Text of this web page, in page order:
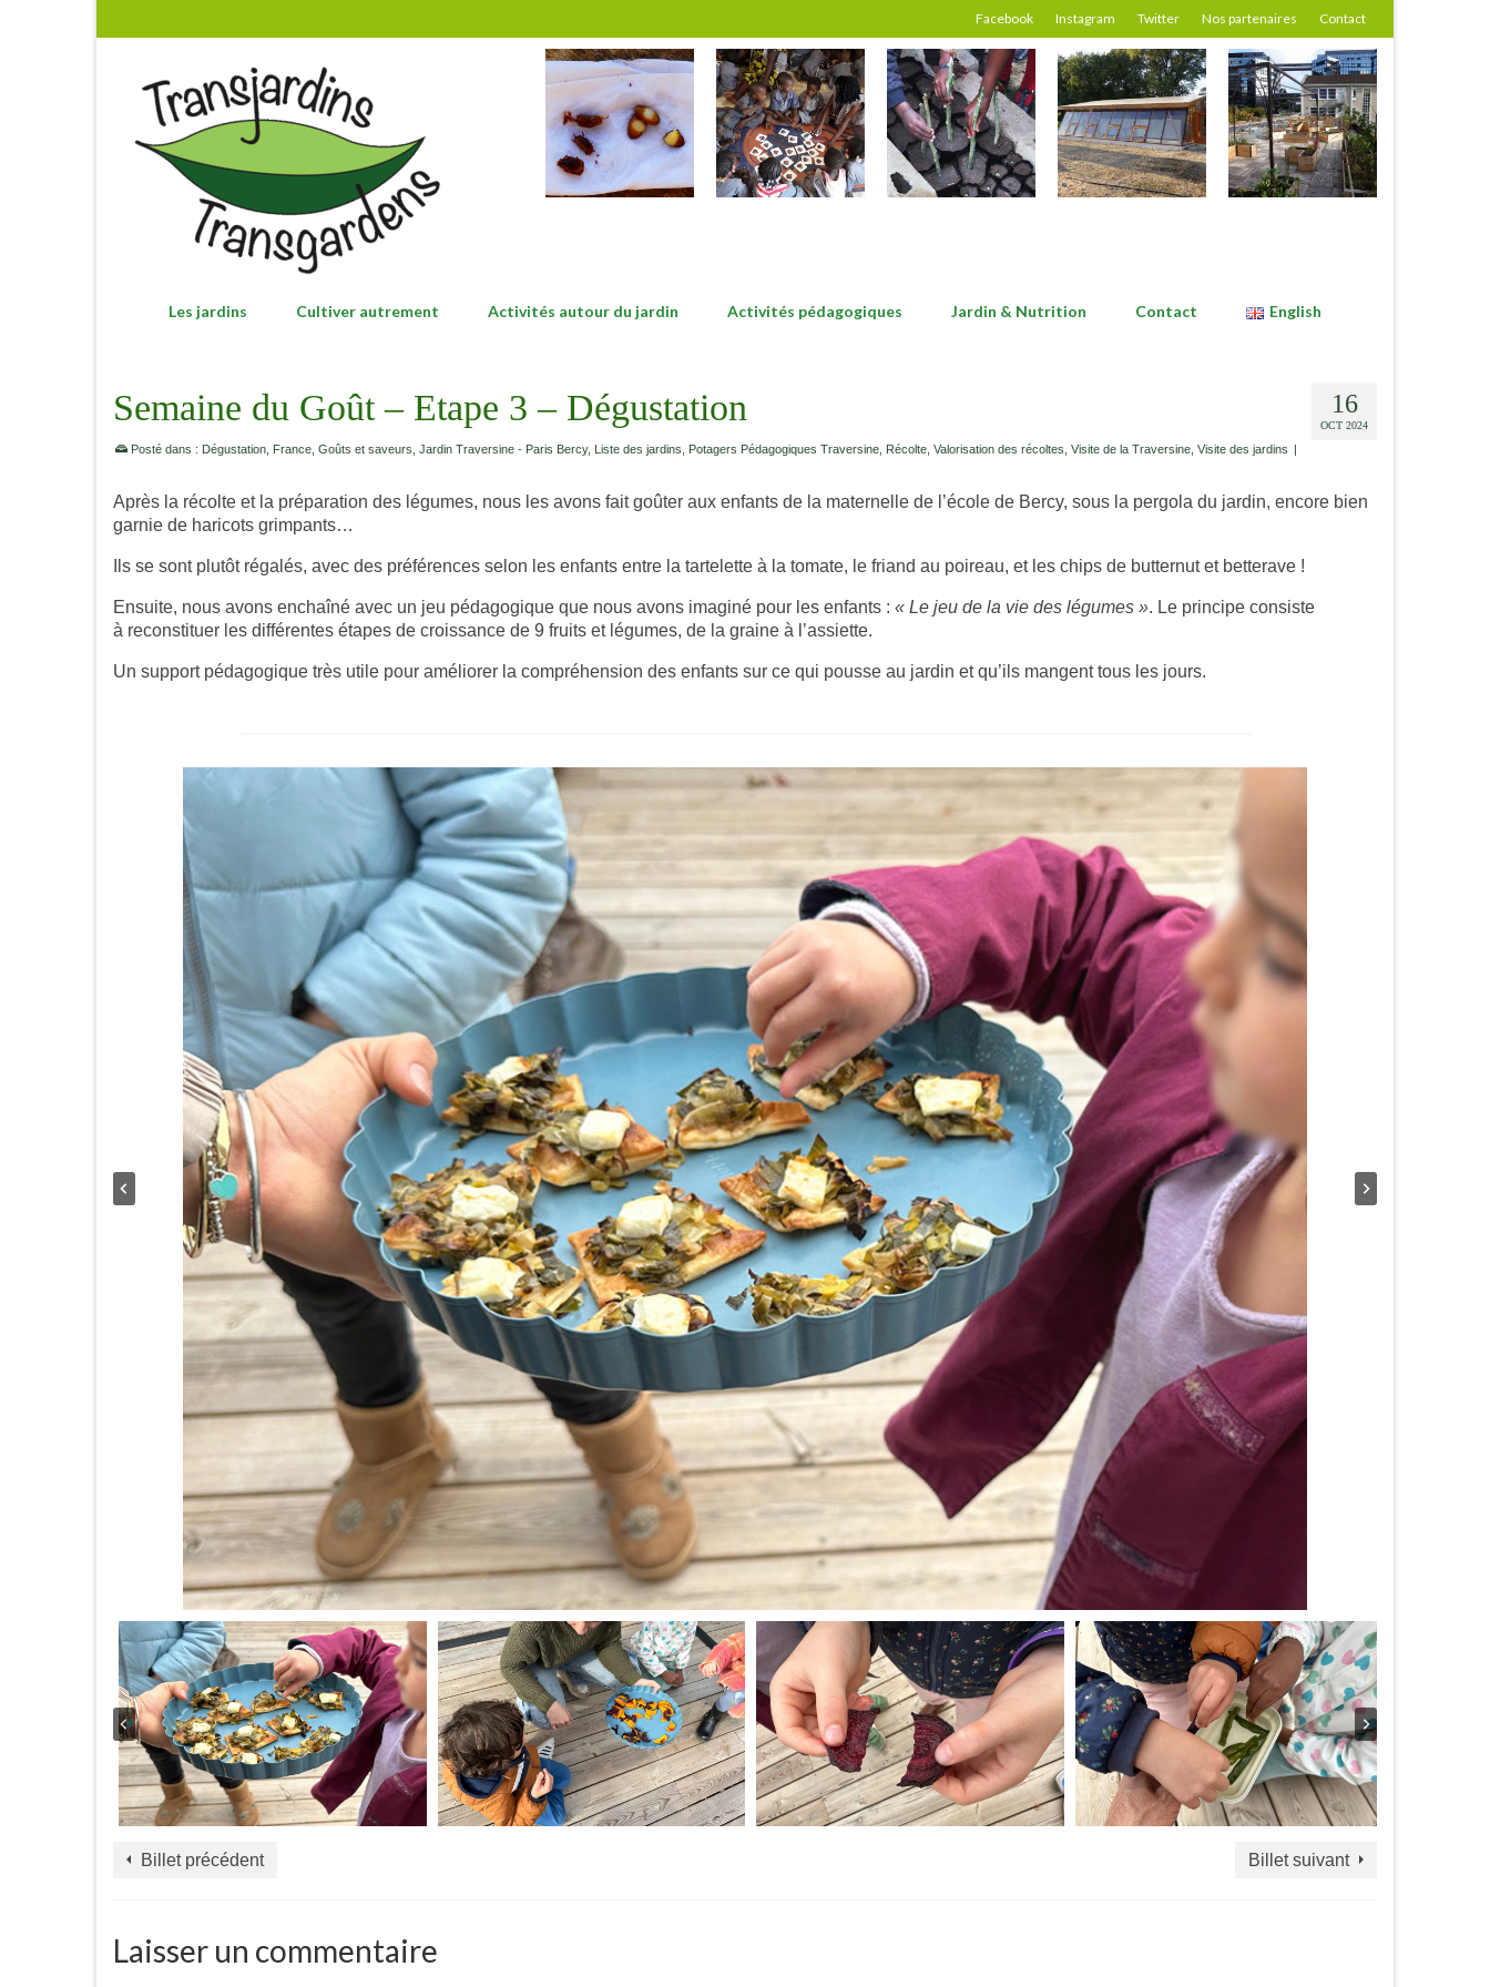
Facebook Instagram Twitter Nos partenaires Contact
Les jardins Cultiver autrement Activités autour du jardin Activités pédagogiques Jardin & Nutrition Contact English
16
OCT 2024
Semaine du Goût – Etape 3 – Dégustation
Posté dans : Dégustation France Goûts et saveurs Jardin Traversine - Paris Bercy, Liste des jardins Potagers Pédagogiques Traversine Récolte Valorisation des récoltes Visite de la Traversine Visite des jardins |
Après la récolte et la préparation des légumes, nous les avons fait goûter aux enfants de la maternelle de l’école de Bercy, sous la pergola du jardin, encore bien
garnie de haricots grimpants…
Ils se sont plutôt régalés, avec des préférences selon les enfants entre la tartelette à la tomate, le friand au poireau, et les chips de butternut et betterave !
Ensuite, nous avons enchaîné avec un jeu pédagogique que nous avons imaginé pour les enfants : « Le jeu de la vie des légumes ». Le principe consiste
à reconstituer les différentes étapes de croissance de 9 fruits et légumes, de la graine à l’assiette.
Un support pédagogique très utile pour améliorer la compréhension des enfants sur ce qui pousse au jardin et qu’ils mangent tous les jours.
Billet précédent Billet suivant
Laisser un commentaire